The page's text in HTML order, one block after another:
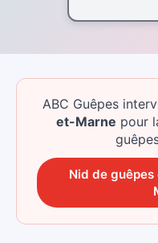
ABC Guêpes
et-Marne pour
Nid de